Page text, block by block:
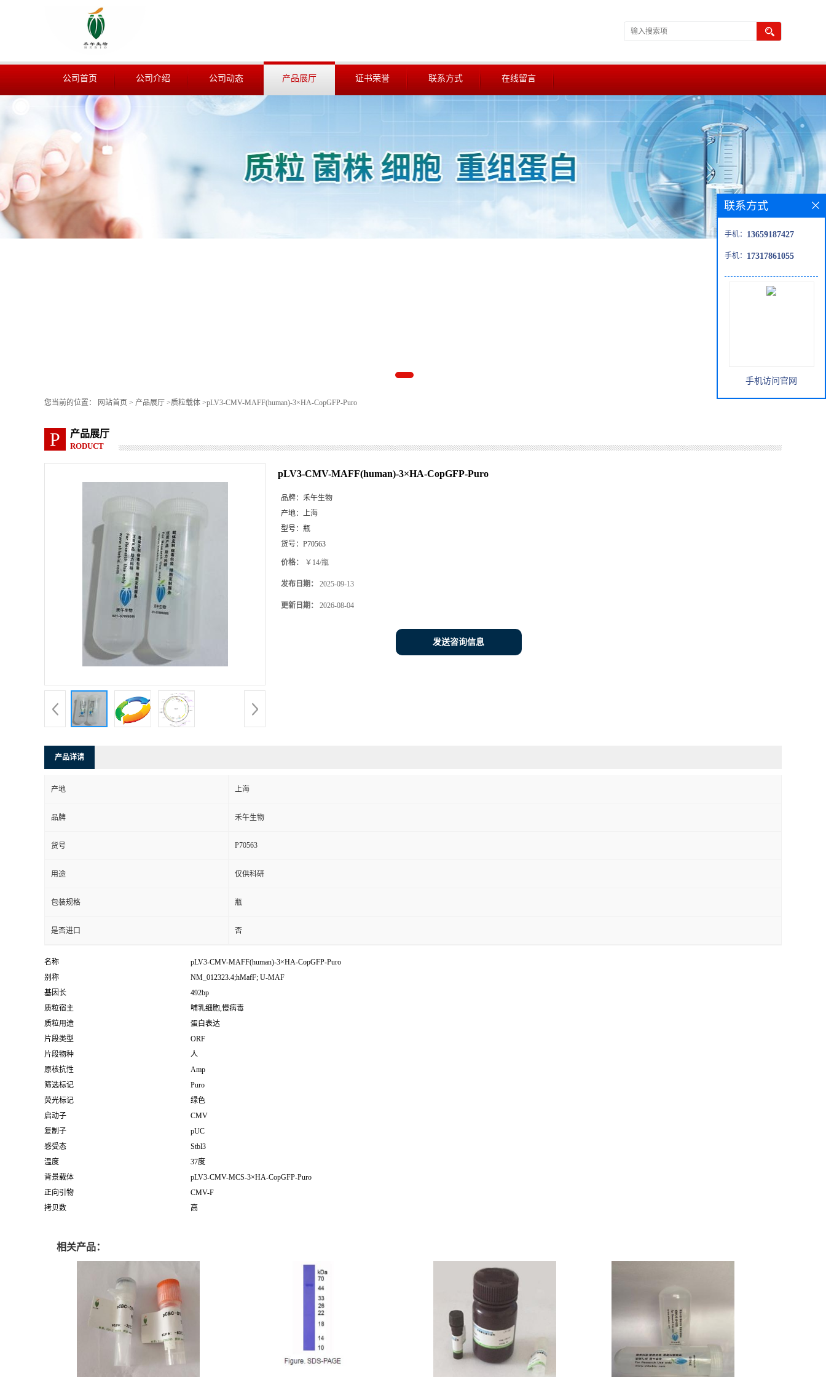
公司首页 公司介绍 公司动态 产品展厅 证书荣誉 联系方式 在线留言
您当前的位置： 网站首页 > 产品展厅 >质粒载体 >pLV3-CMV-MAFF(human)-3×HA-CopGFP-Puro
P 产品展厅
RODUCT
pLV3-CMV-MAFF(human)-3×HA-CopGFP-Puro
品牌： 禾午生物
产地： 上海
型号： 瓶
货号： P70563
价格： ￥14/瓶
发布日期： 2025-09-13
更新日期： 2026-08-04
发送咨询信息
产品详请
产地 上海
品牌 禾午生物
货号 P70563
用途 仅供科研
包装规格 瓶
是否进口 否
名称
pLV3-CMV-MAFF(human)-3×HA-CopGFP-Puro
别称
NM_012323.4;hMafF; U-MAF
基因长
492bp
质粒宿主
哺乳细胞,慢病毒
质粒用途
蛋白表达
片段类型
ORF
片段物种
人
原核抗性
Amp
筛选标记
Puro
荧光标记
绿色
启动子
CMV
复制子
pUC
感受态
Stbl3
温度
37度
背景载体
pLV3-CMV-MCS-3×HA-CopGFP-Puro
正向引物
CMV-F
拷贝数
高
相关产品：
联系方式
手机： 13659187427
手机： 17317861055
手机访问官网